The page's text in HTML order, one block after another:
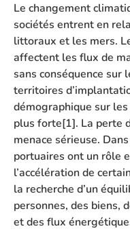
Le changement
sociétés entrent en
littoraux et les mers.
affectent les flux de
sans conséquence sur
territoires
démographique sur
plus forte[1]. La perte
menace sérieuse.
portuaires ont un rôle
l’accélération de
la recherche d’un
personnes, des biens,
et des flux